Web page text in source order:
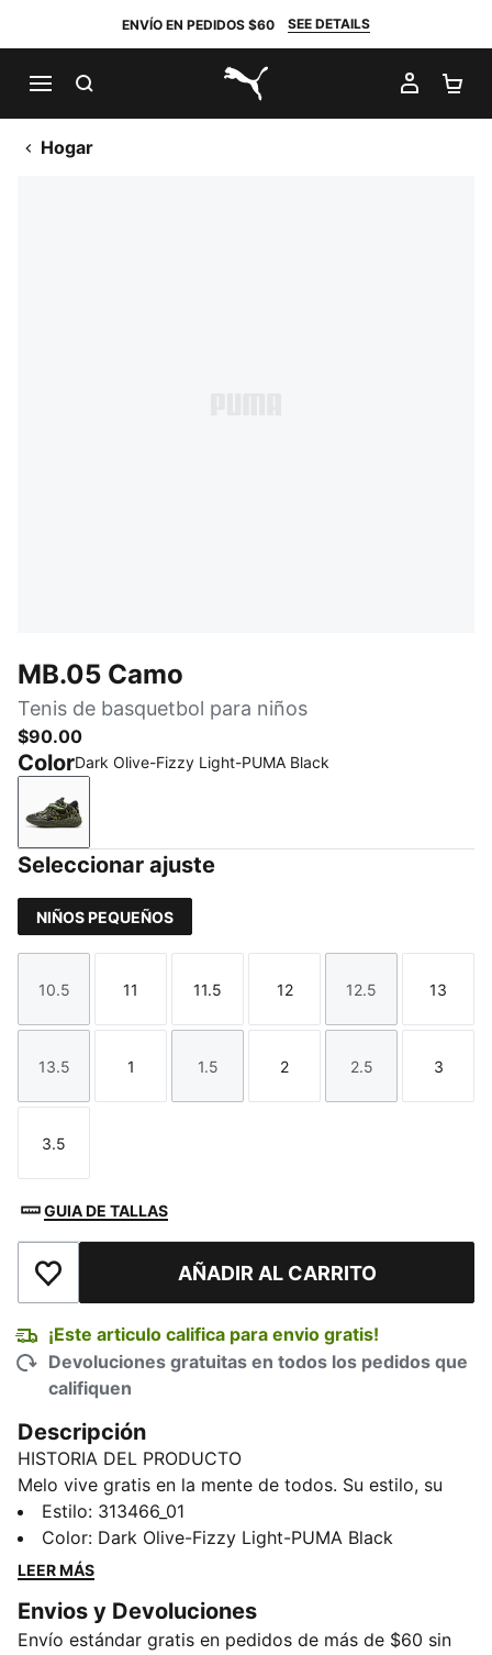
ENVÍO EN PEDIDOS $60 SEE DETAILS
PUMA.com
MI
Hogar
MB.05 Camo
Tenis de basquetbol para niños
$90.00
ColorDark Olive-Fizzy Light-PUMA Black
Dark Olive-Fizzy Light-PUMA Black
Seleccionar ajuste
NIÑOS PEQUEÑOS
Talla
10.5
Talla
11
Talla
11.5
Talla
12
Talla
12.5
Talla
13
Talla
13.5
Talla
1
Talla
1.5
Talla
2
Talla
2.5
Talla
3
Talla
3.5
GUIA DE TALLAS
Añadir a la lista de deseosAÑADIR AL CARRITO
¡Este articulo califica para envio gratis!
Devoluciones gratuitas en todos los pedidos que
califiquen
Descripción
HISTORIA DEL PRODUCTO
Melo vive gratis en la mente de todos. Su estilo, su
precisión, su actitud: los niños de todo el mundo
quieren jugar como él. Los tenis MB.05 Melo Camo
Mid para niños llevan esa misma energía de
estampado de camuflaje imperdible y una sensación
de comodidad.
Estilo: 313466_01
Color: Dark Olive-Fizzy Light-PUMA Black
LEER MÁS
Envios y Devoluciones
Envío estándar gratis en pedidos de más de $60 sin